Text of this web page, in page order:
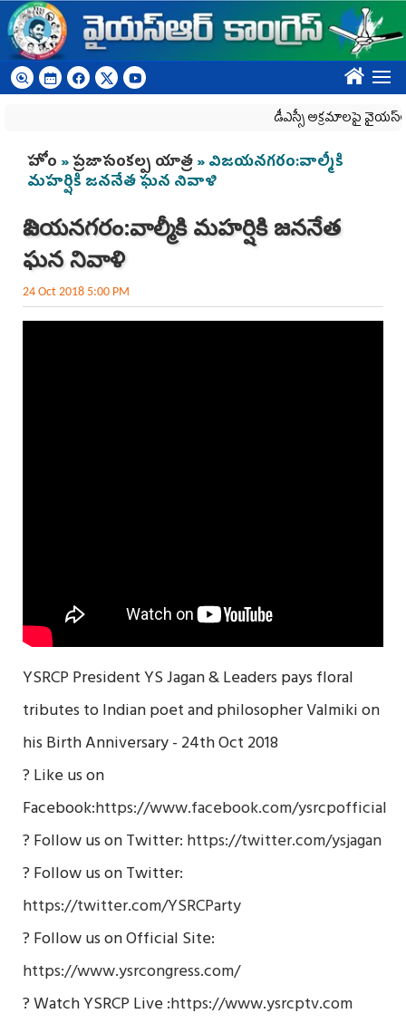
Skip to main content
????
డీఎస్సీ అక్రమాలపై
You are here
హోం »ప్రజాసంకల్ప యాత్ర» విజయనగరం:వాల్మీకి
మహర్షికి జననేత ఘన నివాళి
విజయనగరం:వాల్మీకి మహర్షికి జననేత
ఘన నివాళి
24 Oct 2018 5:00 PM
YSRCP President YS Jagan & Leaders pays floral
tributes to Indian poet and philosopher Valmiki on
his Birth Anniversary - 24th Oct 2018
? Like us on
Facebook:https://www.facebook.com/ysrcpofficial
? Follow us on Twitter:https://twitter.com/ysjagan
? Follow us on Twitter:
https://twitter.com/YSRCParty
? Follow us on Official Site:
https://www.ysrcongress.com/
? Watch YSRCP Live :https://www.ysrcptv.com